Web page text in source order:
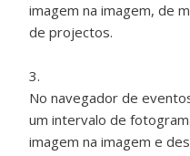
imagem na imagem, de
de projectos.
No navegador de
um intervalo de
imagem na imagem e